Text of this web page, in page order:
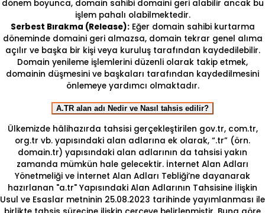
dönem boyunca, domain sahibi domaini geri alabilir ancak bu
işlem pahalı olabilmektedir.
Serbest Bırakma (Release):Eğer domain sahibi kurtarma
döneminde domaini geri almazsa, domain tekrar genel alıma
açılır ve başka bir kişi veya kuruluş tarafından kaydedilebilir.
Domain yenileme işlemlerini düzenli olarak takip etmek,
domainin düşmesini ve başkaları tarafından kaydedilmesini
önlemeye yardımcı olmaktadır.
A.TR alan adı Nedir ve Nasıl tahsis edilir?
Ülkemizde hâlihazırda tahsisi gerçekleştirilen gov.tr, com.tr,
org.tr vb. yapısındaki alan adlarına ek olarak, “.tr” (örn.
domain.tr) yapısındaki alan adlarının da tahsisi yakın
zamanda mümkün hale gelecektir. İnternet Alan Adları
Yönetmeliği ve İnternet Alan Adları Tebliği’ne dayanarak
hazırlanan "a.tr" Yapısındaki Alan Adlarının Tahsisine İlişkin
Usul ve Esaslar metninin 25.08.2023 tarihinde yayımlanması ile